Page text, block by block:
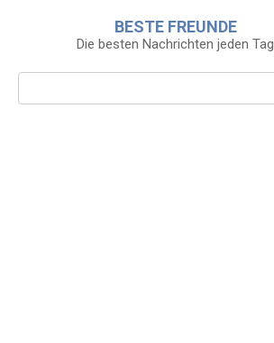
BESTE FREUNDE
Die besten Nachrichten jeden Tag
Search: